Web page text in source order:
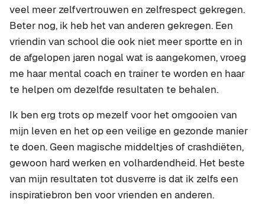
veel meer zelfvertrouwen en zelfrespect gekregen.
Beter nog, ik heb het van anderen gekregen. Een
vriendin van school die ook niet meer sportte en in
de afgelopen jaren nogal wat is aangekomen, vroeg
me haar mental coach en trainer te worden en haar
te helpen om dezelfde resultaten te behalen.
Ik ben erg trots op mezelf voor het omgooien van
mijn leven en het op een veilige en gezonde manier
te doen. Geen magische middeltjes of crashdiëten,
gewoon hard werken en volhardendheid. Het beste
van mijn resultaten tot dusverre is dat ik zelfs een
inspiratiebron ben voor vrienden en anderen.